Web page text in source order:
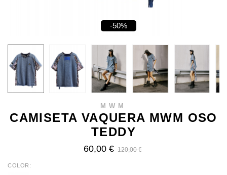
-50%
MWM
CAMISETA VAQUERA MWM OSO
TEDDY
60,00 € 120,00 €
COLOR